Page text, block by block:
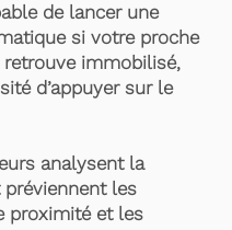
de lancer une
si votre proche
immobilisé,
d’appuyer sur le
analysent la
les
proximité et les